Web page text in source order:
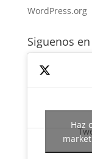
WordPress.org
Siguenos
Haz